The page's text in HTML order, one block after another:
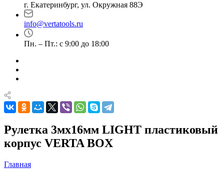
г. Екатеринбург, ул. Окружная 88Э
info@vertatools.ru
Пн. – Пт.: с 9:00 до 18:00
Рулетка 3мх16мм LIGHT пластиковый
корпус VERTA BOX
Главная